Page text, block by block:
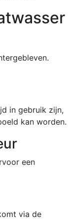
in gebruik zijn,
kan worden.
een
via de